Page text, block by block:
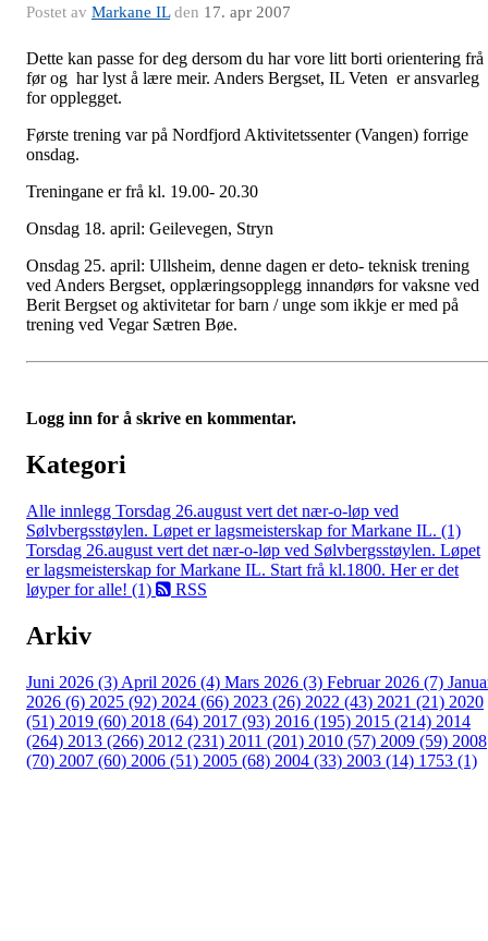
Postet av Markane ILden 17. apr 2007
Dette kan passe for deg dersom du har vore litt borti orientering frå
før og har lyst å lære meir. Anders Bergset, IL Veten er ansvarleg
for opplegget.
Første trening var på Nordfjord Aktivitetssenter (Vangen) forrige
onsdag.
Treningane er frå kl. 19.00- 20.30
Onsdag 18. april: Geilevegen, Stryn
Onsdag 25. april: Ullsheim, denne dagen er deto- teknisk trening
ved Anders Bergset, opplæringsopplegg innandørs for vaksne ved
Berit Bergset og aktivitetar for barn / unge som ikkje er med på
trening ved Vegar Sætren Bøe.
Logg inn for å skrive en kommentar.
Kategori
Alle innlegg Torsdag 26.august vert det nær-o-løp ved
Sølvbergsstøylen. Løpet er lagsmeisterskap for Markane IL. (1)
Torsdag 26.august vert det nær-o-løp ved Sølvbergsstøylen. Løpet
er lagsmeisterskap for Markane IL. Start frå kl.1800. Her er det
løyper for alle! (1)
RSS
Arkiv
Juni 2026 (3) April 2026 (4) Mars 2026 (3) Februar 2026 (7)
2026 (6) 2025 (92) 2024 (66) 2023 (26) 2022 (43) 2021 (21) 2020
(51) 2019 (60) 2018 (64) 2017 (93) 2016 (195) 2015 (214) 2014
(264) 2013 (266) 2012 (231) 2011 (201) 2010 (57) 2009 (59) 2008
(70) 2007 (60) 2006 (51) 2005 (68) 2004 (33) 2003 (14) 1753 (1)